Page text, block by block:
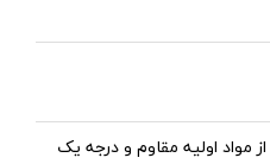
مواد اولیه مقاوم و درجه یک